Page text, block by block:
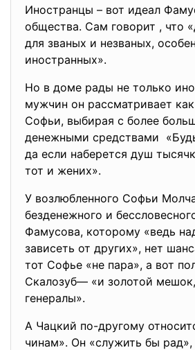
Иностранцы – вот идеал
общества. Сам говорит , что
для званых и незваных,
иностранных».
Но в доме рады не только
мужчин он рассматривает
Софьи, выбирая с более
денежными средствами
да если наберется душ
тот и жених».
У возлюбленного Софьи
безденежного и
Фамусова, которому «ведь
зависеть от других», нет
тот Софье «не пара», а вот
Скалозуб— «и золотой
генералы».
А Чацкий по-другому
чинам». Он «служить бы рад»,